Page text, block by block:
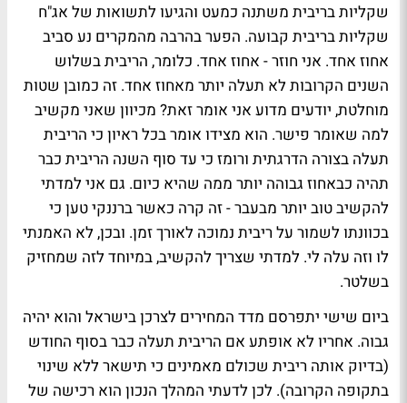
שקליות בריבית משתנה כמעט והגיעו לתשואות של אג"ח
שקליות בריבית קבועה. הפער בהרבה מהמקרים נע סביב
אחוז אחד. אני חוזר - אחוז אחד. כלומר, הריבית בשלוש
השנים הקרובות לא תעלה יותר מאחוז אחד. זה כמובן שטות
מוחלטת, יודעים מדוע אני אומר זאת? מכיוון שאני מקשיב
למה שאומר פישר. הוא מצידו אומר בכל ראיון כי הריבית
תעלה בצורה הדרגתית ורומז כי עד סוף השנה הריבית כבר
תהיה כבאחוז גבוהה יותר ממה שהיא כיום. גם אני למדתי
להקשיב טוב יותר מבעבר - זה קרה כאשר ברננקי טען כי
בכוונתו לשמור על ריבית נמוכה לאורך זמן. ובכן, לא האמנתי
לו וזה עלה לי. למדתי שצריך להקשיב, במיוחד לזה שמחזיק
בשלטר.
ביום שישי יתפרסם מדד המחירים לצרכן בישראל והוא יהיה
גבוה. אחריו לא אופתע אם הריבית תעלה כבר בסוף החודש
(בדיוק אותה ריבית שכולם מאמינים כי תישאר ללא שינוי
בתקופה הקרובה). לכן לדעתי המהלך הנכון הוא רכישה של